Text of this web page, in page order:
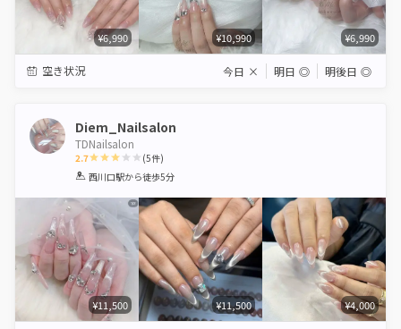
¥6,990 ¥10,990 ¥6,990
空き状況 今日 × 明日 ◎ 明後日 ◎
Diem_Nailsalon
TDNailsalon
2.7
1 2 3 4 5
(5件)
西川口駅から徒歩5分
¥11,500 ¥11,500 ¥4,000